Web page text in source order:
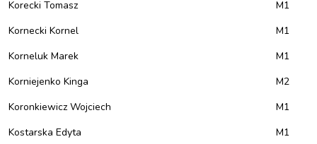
Korecki Tomasz
M1
Kornecki Kornel
M1
Korneluk Marek
M1
Korniejenko Kinga
M2
Koronkiewicz Wojciech
M1
Kostarska Edyta
M1